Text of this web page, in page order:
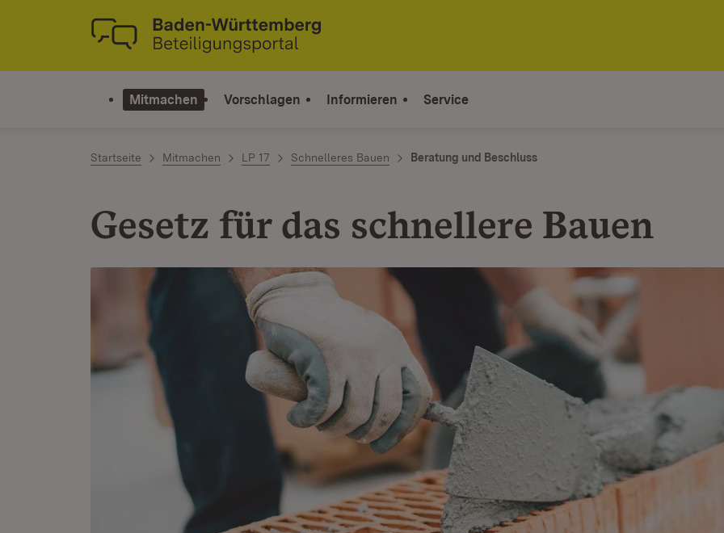
Zum Inhalt springen
Link zur Startseite
Mitmachen Vorschlagen Informieren Service
Startseite Mitmachen LP 17 Schnelleres Bauen Beratung und Beschluss
Gesetz für das schnellere Bauen